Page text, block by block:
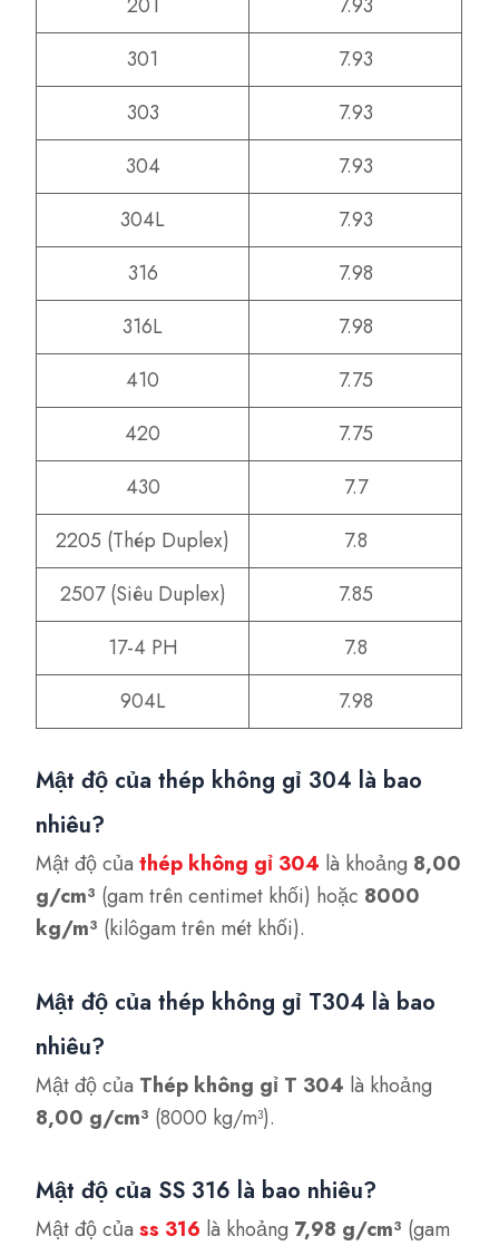
301
7.93
303
7.93
304
7.93
304L
7.93
316
7.98
316L
7.98
410
7.75
420
7.75
430
7.7
2205 (Thép Duplex)
7.8
2507 (Siêu Duplex)
7.85
17-4 PH
7.8
904L
7.98
Mật độ của thép không gỉ 304 là bao
nhiêu?
Mật độ củathép không gỉ 304 là khoảng 8,00
g/cm³ (gam trên centimet khối) hoặc 8000
kg/m³ (kilôgam trên mét khối).
Mật độ của thép không gỉ T304 là bao
nhiêu?
Mật độ của Thép không gỉ T 304 là khoảng
8,00 g/cm³ (8000 kg/m³).
Mật độ của SS 316 là bao nhiêu?
Mật độ củass 316 là khoảng 7,98 g/cm³ (gam